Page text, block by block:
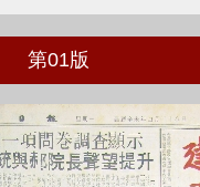
第01版